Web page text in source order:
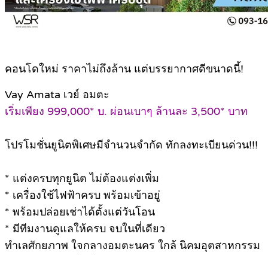
คอนโดใหม่ ราคาไม่ถึงล้าน แต่บรรยากาศดีขนาดนี้!
Vay Amata เวย์ อมตะ
เริ่มเพียง 999,000* บ. ผ่อนเบาๆ ล้านละ 3,500* บาท
โปรโมชั่นยูนิตพิเศษมีจำนวนจำกัด ทักลงทะเบียนด่วน!!!
* แต่งครบทุกยูนิต ไม่ต้องแต่งเพิ่ม
* เครื่องใช้ไฟฟ้าครบ พร้อมเข้าอยู่
* พร้อมปล่อยเช่าได้ตั้งแต่วันโอน
* มีทีมงานดูแลให้ครบ จบในที่เดียว
ทำเลศักยภาพ ใจกลางอมตะนคร ใกล้ นิคมอุตสาหกรรม